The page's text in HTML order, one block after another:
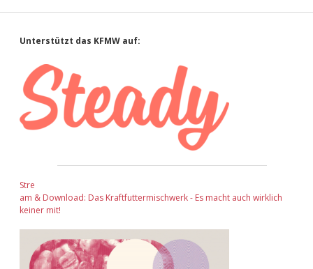
Sidebar
Unterstützt das KFMW auf:
Stre
am & Download: Das Kraftfuttermischwerk - Es macht auch wirklich
keiner mit!